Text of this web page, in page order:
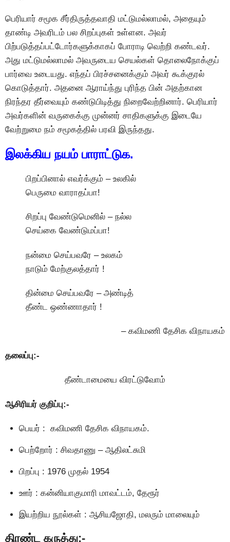
பெரியார் சமூக சீர்திருத்தவாதி மட்டுமல்லாமல், அதையும்
தாண்டி அவரிடம் பல சிறப்புகள் உள்ளன. அவர்
பிற்படுத்தப்பட்டோர்களுக்காகப் போராடி வெற்றி கண்டவர்.
அது மட்டுமல்லாமல் அவருடைய செயல்கள் தொலைநோக்குப்
பார்வை உடையது. எந்தப் பிரச்சனைக்கும் அவர் கூக்குரல்
கொடுத்தார். அதனை ஆராய்ந்து புரிந்த பின் அதற்கான
நிரந்தர தீர்வையும் கண்டுபிடித்து நிறைவேற்றினார். பெரியார்
அவர்களின் வருகைக்கு முன்னர் சாதிகளுக்கு இடையே
வேற்றுமை நம் சமூகத்தில் பரவி இருந்தது.
இலக்கிய நயம் பாராட்டுக.
பிறப்பினால் எவர்க்கும் – உலகில்
பெருமை வாராதப்பா!
சிறப்பு வேண்டுமெனில் – நல்ல
செய்கை வேண்டுமப்பா!
நன்மை செய்பவரே – உலகம்
நாடும் மேற்குலத்தார் !
தின்மை செய்பவரே – அண்டித்
தீண்ட ஒண்ணாதார் !
– கவிமணி தேசிக விநாயகம்
தலைப்பு:-
தீண்டாமையை விரட்டுவோம்
ஆசிரியர் குறிப்பு:-
பெயர் : கவிமணி தேசிக விநாயகம்.
பெற்றோர் : சிவதாணு – ஆதிலட்சுமி
பிறப்பு : 1976 முதல் 1954
ஊர் : கன்னியாகுமாரி மாவட்டம், தேரூர்
இயற்றிய நூல்கள் : ஆசியஜோதி, மலரும் மாலையும்
திரண்ட கருத்து:-